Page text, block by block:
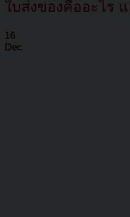
ใบส่งของคืออะไร
16
Dec